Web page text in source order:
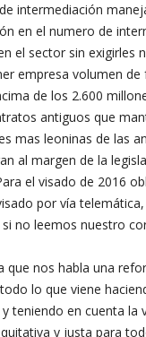
intermediación
en el numero de
el sector sin exigirles
empresa volumen
de los 2.600
antiguos que
mas leoninas de las
al margen de la
el visado de 2016
por vía
no leemos nuestro
que nos habla una
lo que viene
teniendo en cuenta
y justa para